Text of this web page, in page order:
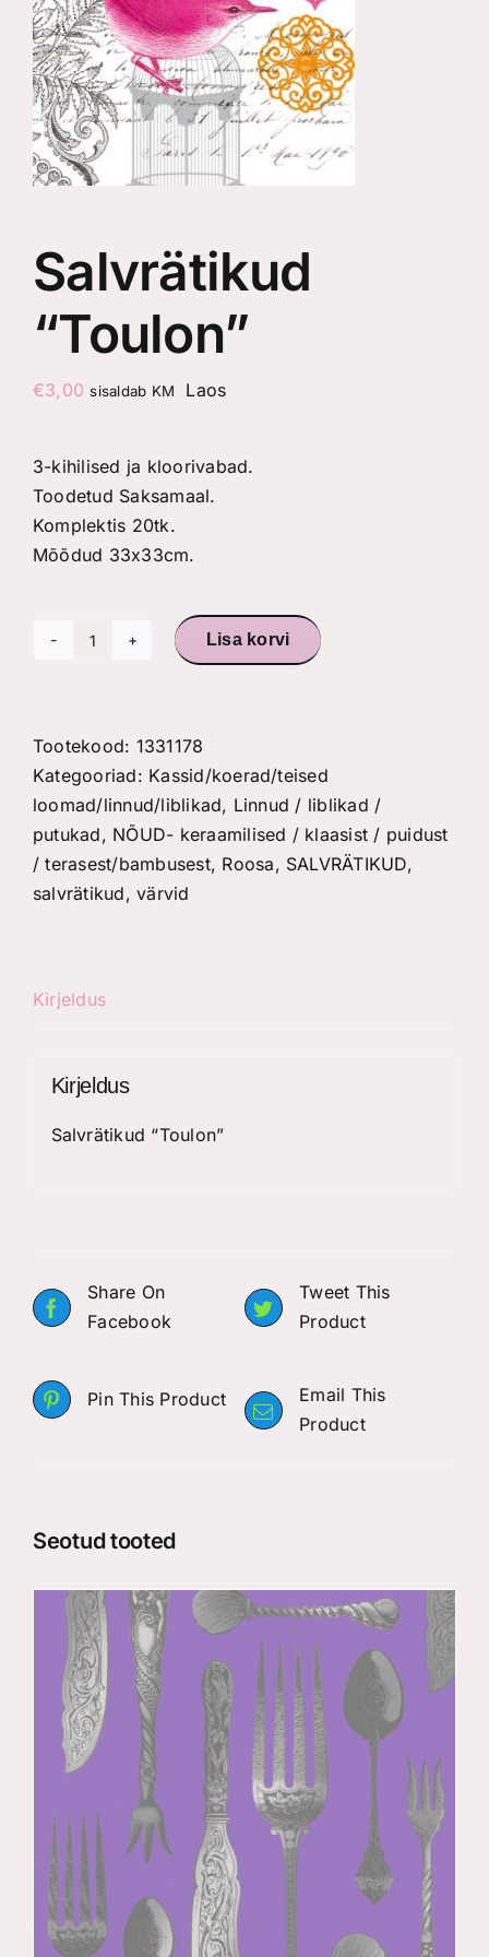
Salvrätikud
“Toulon”
€3,00 sisaldab KM Laos
3-kihilised ja kloorivabad.
Toodetud Saksamaal.
Komplektis 20tk.
Mõõdud 33x33cm.
Salvrätikud
Lisa korvi
Tootekood: 1331178
Kategooriad: Kassid/koerad/teised
loomad/linnud/liblikad, Linnud / liblikad /
putukad, NÕUD- keraamilised / klaasist / puidust
/ terasest/bambusest, Roosa, SALVRÄTIKUD,
salvrätikud,värvid
Kirjeldus
Kirjeldus
Salvrätikud “Toulon”
Share On
Facebook
Tweet This
Product
Pin This Product
Email This
Product
Seotud tooted